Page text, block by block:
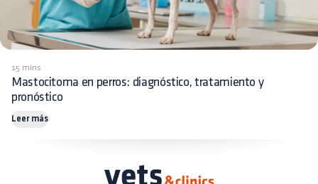
15 mins
Mastocitoma en perros: diagnóstico, tratamiento y
pronóstico
Leer más